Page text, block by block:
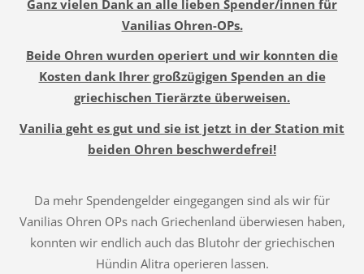
Ganz vielen Dank an alle lieben Spender/innen für
Vanilias Ohren-OPs.
Beide Ohren wurden operiert und wir konnten die
Kosten dank Ihrer großzügigen Spenden an die
griechischen Tierärzte überweisen.
Vanilia geht es gut und sie ist jetzt in der Station mit
beiden Ohren beschwerdefrei!
Da mehr Spendengelder eingegangen sind als wir für
Vanilias Ohren OPs nach Griechenland überwiesen haben,
konnten wir endlich auch das Blutohr der griechischen
Hündin Alitra operieren lassen.